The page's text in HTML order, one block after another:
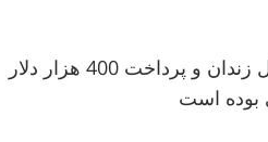
اولیور اشمیت، مدیر اسبق محیط زیست و مهندسی کمپانی فولکس واگن به 7 سال زندان و پرداخت 400 هزار دلار
بوده است